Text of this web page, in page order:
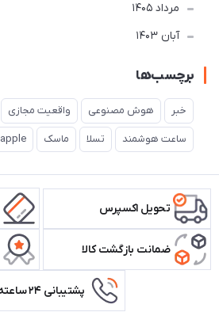
مرداد 1405
آبان 1403
برچسب‌ها
خبر هوش مصنوعی واقعیت مجازی
ساعت هوشمند تسلا ماسک apple
تحویل اکسپرس
ضمانت بازگشت کالا
پشتیبانی ۲۴ ساعته